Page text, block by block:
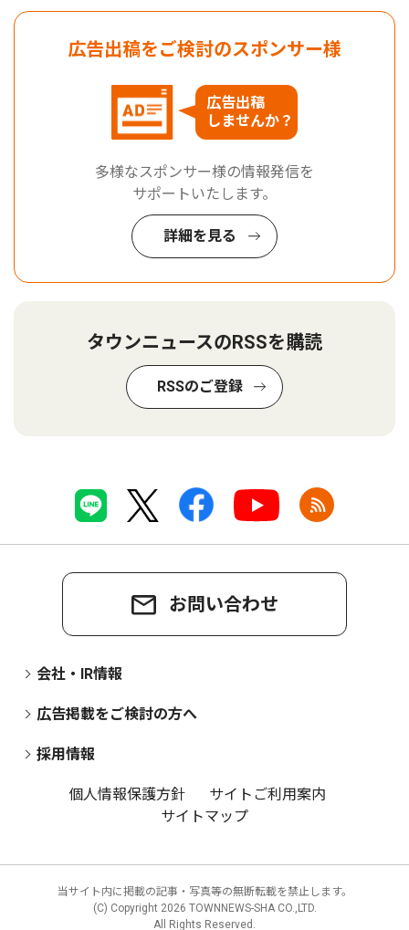
広告出稿をご検討のスポンサー様
広告出稿
しませんか？
多様なスポンサー様の情報発信を
サポートいたします。
詳細を見る
タウンニュースのRSSを購読
RSSのご登録
お問い合わせ
会社・IR情報
広告掲載をご検討の方へ
採用情報
個人情報保護方針
サイトご利用案内
サイトマップ
当サイト内に掲載の記事・写真等の無断転載を禁止します。
(C) Copyright 2026 TOWNNEWS-SHA CO.,LTD.
All Rights Reserved.